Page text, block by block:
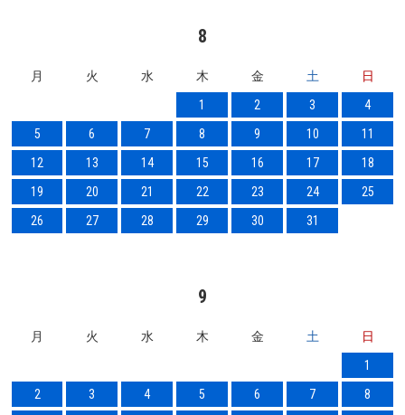
8
月 火 水 木 金 土
日
1
2 3
4
5
6 7 8 9 10
11
12
13 14 15 16 17
18
19
20 21 22 23 24
25
26
27 28 29 30 31
9
月 火 水 木 金 土
日
1
2
3 4 5 6 7
8